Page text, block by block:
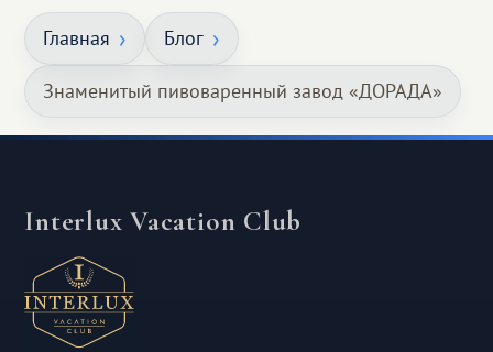
Главная Блог
Знаменитый пивоваренный завод «ДОРАДА»
Interlux Vacation Club